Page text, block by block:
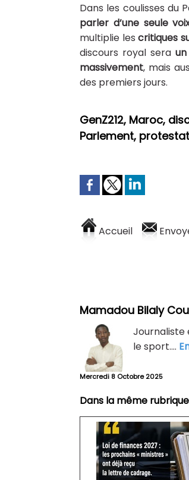
Dans les coulisses du
parler d’une seule
multiplie les critiques
discours royal sera
massivement, mais
des premiers jours.
GenZ212, Maroc,
Parlement,
Accueil
Mamadou Bilaly
Journaliste
le sport....
Mercredi 8 Octobre 2025
Dans la même